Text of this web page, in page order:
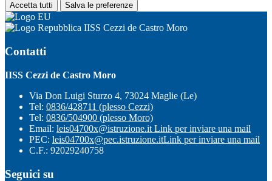
Accetta tutti Salva le preferenze
IISS Cezzi de Castro Moro
Contatti
IISS Cezzi de Castro Moro
Via Don Luigi Sturzo 4, 73024 Maglie (Le)
Tel: 0836/428711 (plesso Cezzi)
Tel: 0836/504900 (plesso Moro)
Email: leis04700x@istruzione.it Link per inviare una mail
PEC: leis04700x@pec.istruzione.itLink per inviare una mail
C.F.: 92029240758
Seguici su